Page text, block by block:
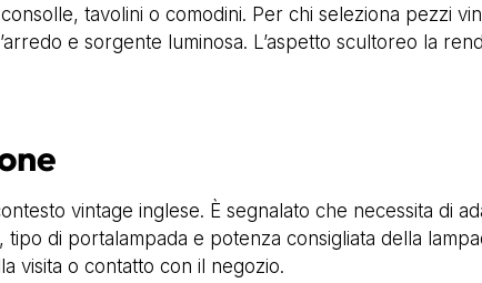
tavolini o comodini. Per chi seleziona pezzi
e sorgente luminosa. L’aspetto scultoreo la
vintage inglese. È segnalato che necessita di
di portalampada e potenza consigliata della
visita o contatto con il negozio.